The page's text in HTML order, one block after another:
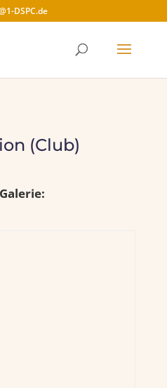
DSPC.de
(Club)